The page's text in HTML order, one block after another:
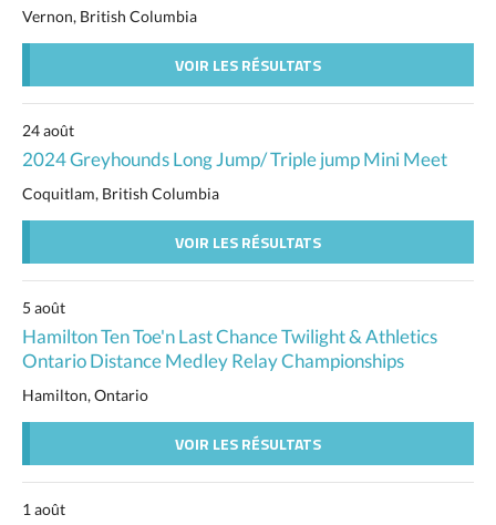
Vernon, British Columbia
VOIR LES RÉSULTATS
24 août
2024 Greyhounds Long Jump/ Triple jump Mini Meet
Coquitlam, British Columbia
VOIR LES RÉSULTATS
5 août
Hamilton Ten Toe'n Last Chance Twilight & Athletics
Ontario Distance Medley Relay Championships
Hamilton, Ontario
VOIR LES RÉSULTATS
1 août